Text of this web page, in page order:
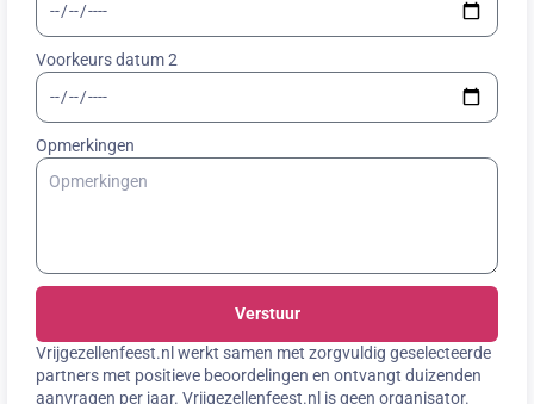
Voorkeurs datum 2
Opmerkingen
Verstuur
Vrijgezellenfeest.nl werkt samen met zorgvuldig geselecteerde
partners met positieve beoordelingen en ontvangt duizenden
aanvragen per jaar. Vrijgezellenfeest.nl is geen organisator.